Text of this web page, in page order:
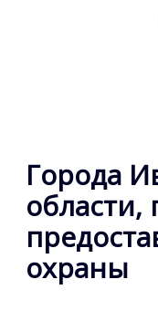
Города
области,
охраны